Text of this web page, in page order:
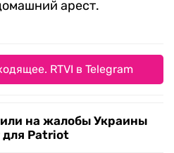
арест.
RTVI в Telegram
на жалобы Украины
для Patriot